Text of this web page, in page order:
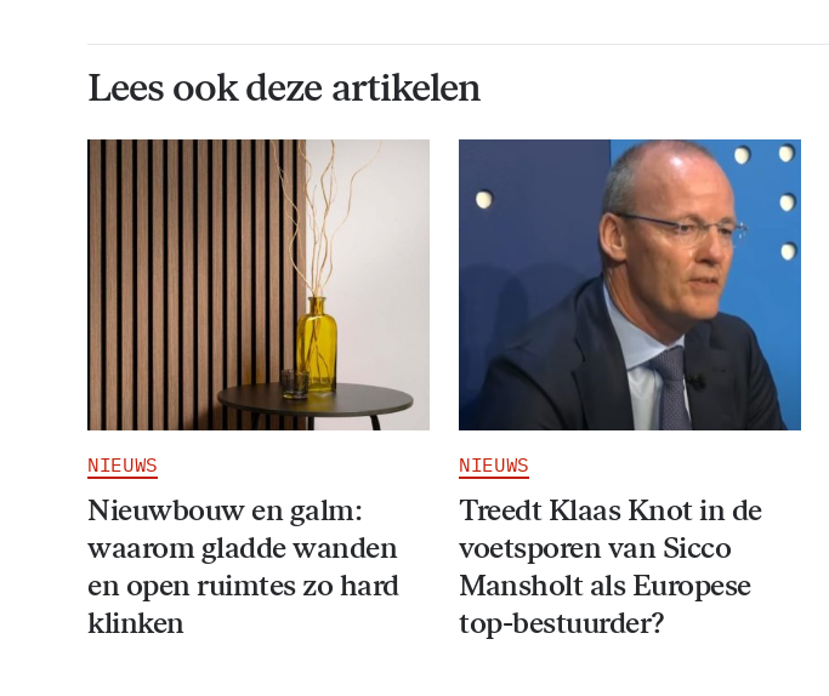
Lees ook deze artikelen
NIEUWS
Nieuwbouw en galm:
waarom gladde wanden
en open ruimtes zo hard
klinken
NIEUWS
Treedt Klaas Knot in de
voetsporen van Sicco
Mansholt als Europese
top-bestuurder?